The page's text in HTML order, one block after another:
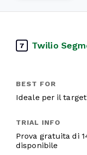
7 Twilio
Ideale per il
Prova gratuita di
disponibile